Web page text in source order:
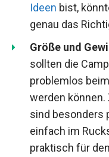
Ideen bist,
genau das
Größe und
sollten die
problemlos
werden können.
sind besonders
einfach im
praktisch für